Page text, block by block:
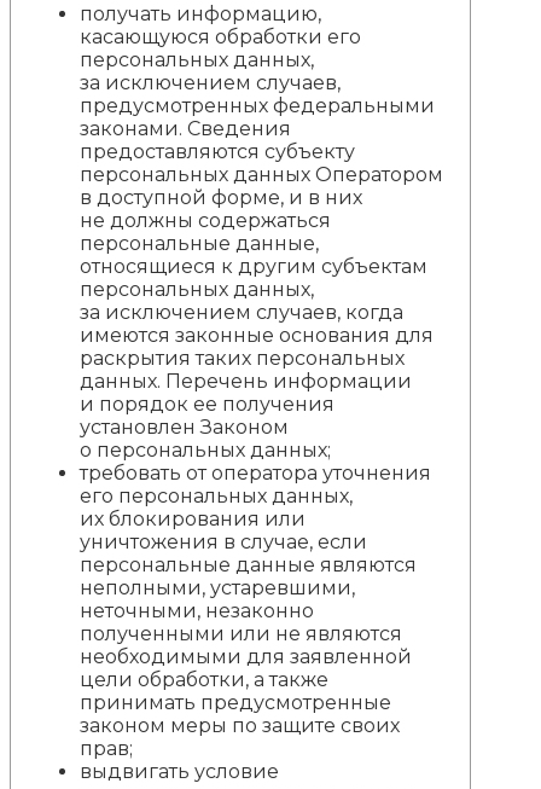
получать информацию,
касающуюся обработки его
персональных данных,
за исключением случаев,
предусмотренных федеральными
законами. Сведения
предоставляются субъекту
персональных данных Оператором
в доступной форме, и в них
не должны содержаться
персональные данные,
относящиеся к другим субъектам
персональных данных,
за исключением случаев, когда
имеются законные основания для
раскрытия таких персональных
данных. Перечень информации
и порядок ее получения
установлен Законом
о персональных данных;
требовать от оператора уточнения
его персональных данных,
их блокирования или
уничтожения в случае, если
персональные данные являются
неполными, устаревшими,
неточными, незаконно
полученными или не являются
необходимыми для заявленной
цели обработки, а также
принимать предусмотренные
законом меры по защите своих
прав;
выдвигать условие